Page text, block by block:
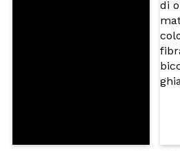
INVIA